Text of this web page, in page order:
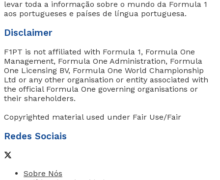
levar toda a informação sobre o mundo da Formula 1
aos portugueses e países de língua portuguesa.
Disclaimer
F1PT is not affiliated with Formula 1, Formula One
Management, Formula One Administration, Formula
One Licensing BV, Formula One World Championship
Ltd or any other organisation or entity associated with
the official Formula One governing organisations or
their shareholders.
Copyrighted material used under Fair Use/Fair
Redes Sociais
Sobre Nós